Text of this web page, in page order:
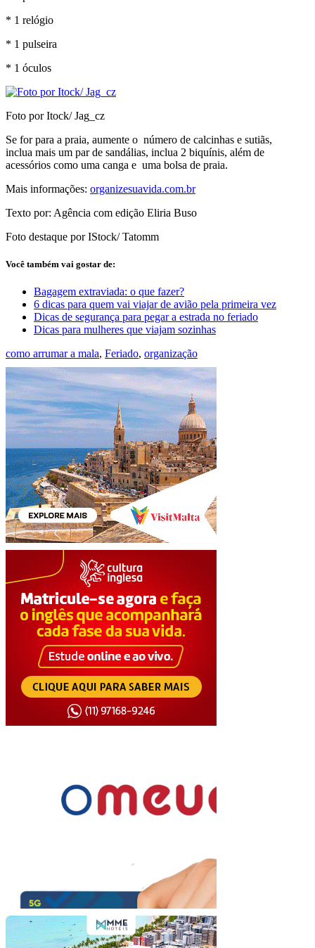
* 1 relógio
* 1 pulseira
* 1 óculos
Foto por Itock/ Jag_cz
Se for para a praia, aumente o número de calcinhas e sutiãs,
inclua mais um par de sandálias, inclua 2 biquínis, além de
acessórios como uma canga e uma bolsa de praia.
Mais informações: organizesuavida.com.br
Texto por: Agência com edição Eliria Buso
Foto destaque por IStock/ Tatomm
Você também vai gostar de:
Bagagem extraviada: o que fazer?
6 dicas para quem vai viajar de avião pela primeira vez
Dicas de segurança para pegar a estrada no feriado
Dicas para mulheres que viajam sozinhas
como arrumar a mala, Feriado, organização